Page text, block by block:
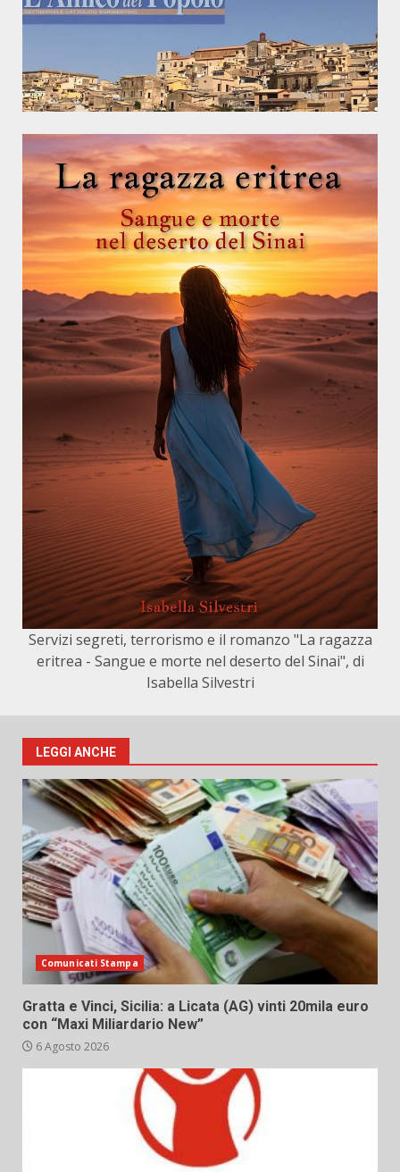
Servizi segreti, terrorismo e il romanzo "La ragazza
eritrea - Sangue e morte nel deserto del Sinai", di
Isabella Silvestri
LEGGI ANCHE
Comunicati Stampa
Gratta e Vinci, Sicilia: a Licata (AG) vinti 20mila euro
con “Maxi Miliardario New”
6 Agosto 2026